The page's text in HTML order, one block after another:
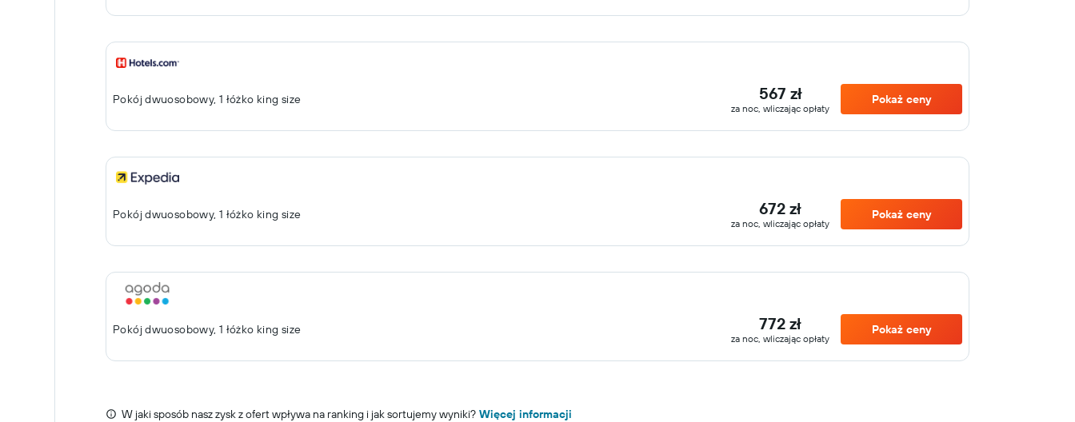
Pokój dwuosobowy, 1 łóżko king size 567 zł
za noc, wliczając opłaty
Pokaż ceny
Pokój dwuosobowy, 1 łóżko king size 672 zł
za noc, wliczając opłaty
Pokaż ceny
Pokój dwuosobowy, 1 łóżko king size 772 zł
za noc, wliczając opłaty
Pokaż ceny
W jaki sposób nasz zysk z ofert wpływa na ranking i jak sortujemy wyniki? Więcej informacji